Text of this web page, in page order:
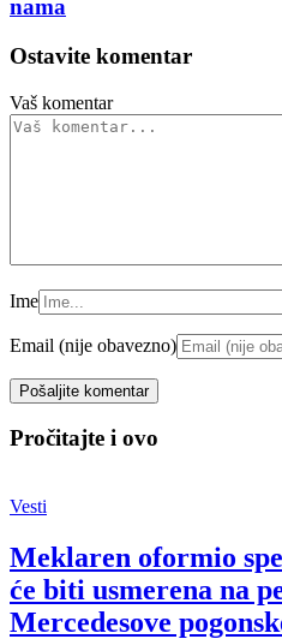
nama
Ostavite komentar
Vaš komentar
Ime
Email (nije obavezno)
Pročitajte i ovo
Vesti
Meklaren oformio
će biti usmerena na
Mercedesove